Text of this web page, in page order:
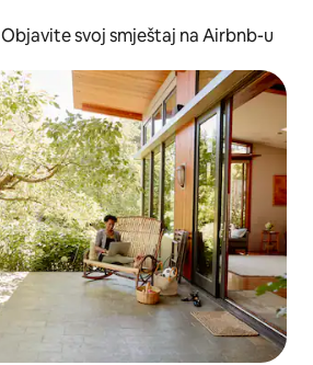
Objavite svoj smještaj na Airbnb-u